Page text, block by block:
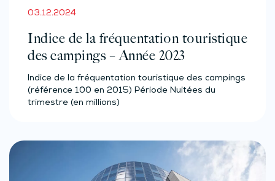
03.12.2024
Indice de la fréquentation touristique
des campings – Année 2023
Indice de la fréquentation touristique des campings
(référence 100 en 2015) Période Nuitées du
trimestre (en millions)